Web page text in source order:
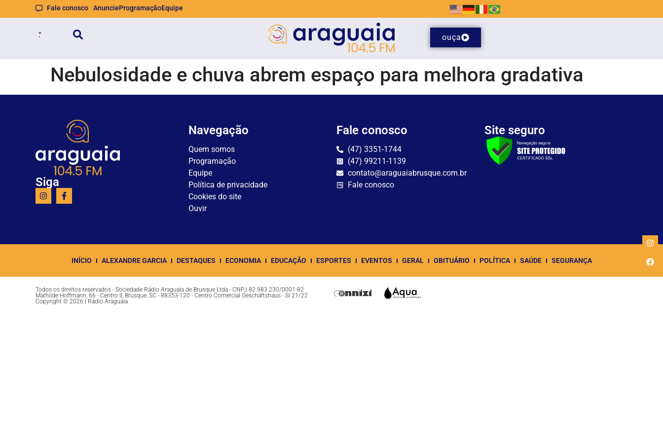
Fale conosco AnuncieProgramaçãoEquipe
ouça
Nebulosidade e chuva abrem espaço para melhora gradativa
Siga
Navegação
Quem somos
Programação
Equipe
Política de privacidade
Cookies do site
Ouvir
Fale conosco
(47) 3351-1744
(47) 99211-1139
contato@araguaiabrusque.com.br
Fale conosco
Site seguro
INÍCIO ALEXANDRE GARCIA DESTAQUES ECONOMIA EDUCAÇÃO ESPORTES EVENTOS GERAL OBITUÁRIO POLÍTICA SAÚDE SEGURANÇA
Todos os direitos reservados - Sociedade Rádio Araguaia de Brusque Ltda - CNPJ 82.983.230/0001-82
Mathilde Hoffmann, 66 - Centro II, Brusque, SC - 88353-120 - Centro Comercial Geschäftshaus - Sl 21/22
Copyright © 2026 | Rádio Araguaia